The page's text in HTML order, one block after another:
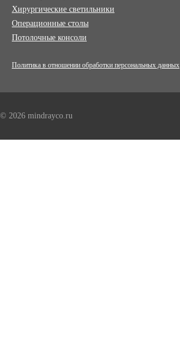
Хирургические светильники
Операционные столы
Потолочные консоли
Политика в отношении обработки персональных данных
© 2026 mindrayco.ru